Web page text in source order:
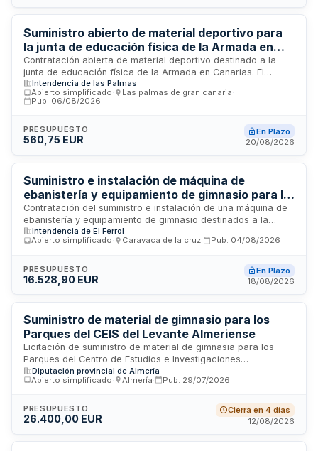
usuarios y adaptar el servicio a las necesidades actuales de
la población.
Suministro abierto de material deportivo para
la junta de educación física de la Armada en
Canarias
Contratación abierta de material deportivo destinado a la
junta de educación física de la Armada en Canarias. El
suministro incluye diversos artículos deportivos no
catalogables previamente, cuya entrega se realizará bajo
condiciones INCOTERM DDP en el Arsenal de Las Palmas. El
identificación conforme al Sistema OTAN de Catalogación y
mantener actualizada la Lista Aprobada de Artículos de
Intendencia de las Palmas
Abierto simplificado
Las palmas de gran canaria
Pub. 06/08/2026
PRESUPUESTO
560,75 EUR
En Plazo
20/08/2026
Suministro e instalación de máquina de
ebanistería y equipamiento de gimnasio para la
Comandancia Naval de Vigo
Contratación del suministro e instalación de una máquina de
ebanistería y equipamiento de gimnasio destinados a la
Comandancia Naval de Vigo. El contratista será responsable
del transporte, entrega, instalación y manipulación del
todas las prestaciones dentro del plazo máximo establecido.
Los materiales suministrados deberán ser originales del
comercialización.
Intendencia de El Ferrol
Abierto simplificado
Caravaca de la cruz Pub. 04/08/2026
PRESUPUESTO
16.528,90 EUR
En Plazo
18/08/2026
Suministro de material de gimnasio para los
Parques del CEIS del Levante Almeriense
Licitación de suministro de material de gimnasia para los
Parques del Centro de Estudios e Investigaciones
Sociológicas del Levante Almeriense, enmarcado en el Plan
de Actuación Integrado de Levante con cofinanciación FEDER
El contrato incluye la entrega de equipamiento deportivo con
presupuesto máximo establecido y revisión de precios
Diputación provincial de Almería
Abierto simplificado
Almería Pub. 29/07/2026
PRESUPUESTO
26.400,00 EUR
Cierra en 4 días
12/08/2026